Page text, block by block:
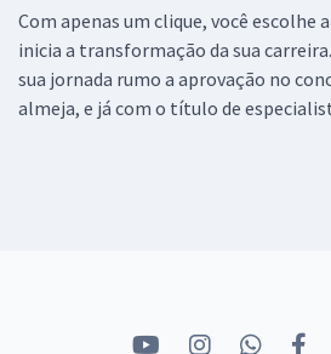
Com apenas um clique, você escolhe
inicia a transformação da sua
sua jornada rumo a aprovação no
almeja, e já com o título de